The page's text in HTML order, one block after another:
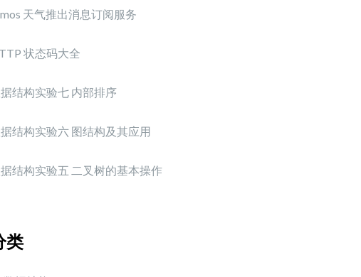
天气推出消息订阅服务
状态码大全
结构实验七 内部排序
结构实验六 图结构及其应用
结构实验五 二叉树的基本操作
类